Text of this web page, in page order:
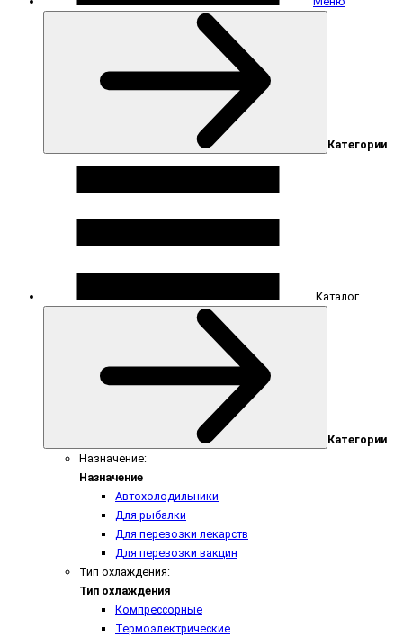
Категории
Каталог
Категории
Назначение:
Назначение
Автохолодильники
Для рыбалки
Для перевозки лекарств
Для перевозки вакцин
Тип охлаждения:
Тип охлаждения
Компрессорные
Термоэлектрические